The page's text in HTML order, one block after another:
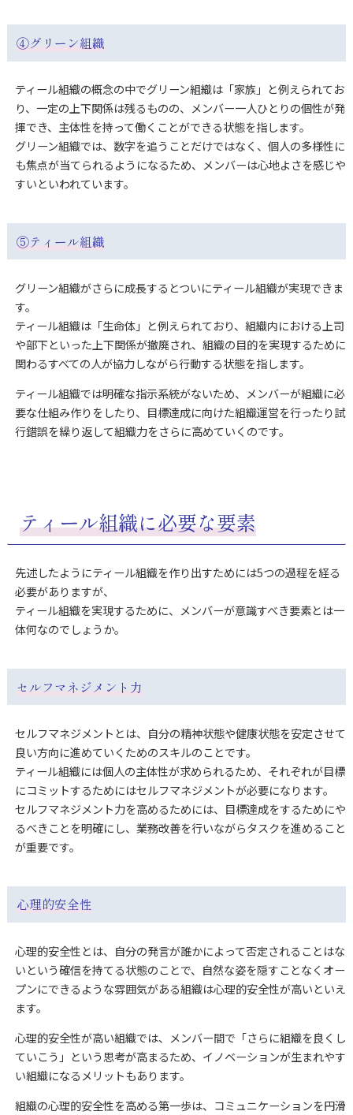
④グリーン組織
ティール組織の概念の中でグリーン組織は「家族」と例えられてお
り、一定の上下関係は残るものの、メンバー一人ひとりの個性が発
揮でき、主体性を持って働くことができる状態を指します。
グリーン組織では、数字を追うことだけではなく、個人の多様性に
も焦点が当てられるようになるため、メンバーは心地よさを感じや
すいといわれています。
⑤ティール組織
グリーン組織がさらに成長するとついにティール組織が実現できま
す。
ティール組織は「生命体」と例えられており、組織内における上司
や部下といった上下関係が撤廃され、組織の目的を実現するために
関わるすべての人が協力しながら行動する状態を指します。
ティール組織では明確な指示系統がないため、メンバーが組織に必
要な仕組み作りをしたり、目標達成に向けた組織運営を行ったり試
行錯誤を繰り返して組織力をさらに高めていくのです。
ティール組織に必要な要素
先述したようにティール組織を作り出すためには5つの過程を経る
必要がありますが、
ティール組織を実現するために、メンバーが意識すべき要素とは一
体何なのでしょうか。
セルフマネジメント力
セルフマネジメントとは、自分の精神状態や健康状態を安定させて
良い方向に進めていくためのスキルのことです。
ティール組織には個人の主体性が求められるため、それぞれが目標
にコミットするためにはセルフマネジメントが必要になります。
セルフマネジメント力を高めるためには、目標達成をするためにや
るべきことを明確にし、業務改善を行いながらタスクを進めること
が重要です。
心理的安全性
心理的安全性とは、自分の発言が誰かによって否定されることはな
いという確信を持てる状態のことで、自然な姿を隠すことなくオー
プンにできるような雰囲気がある組織は心理的安全性が高いといえ
ます。
心理的安全性が高い組織では、メンバー間で「さらに組織を良くし
ていこう」という思考が高まるため、イノベーションが生まれやす
い組織になるメリットもあります。
組織の心理的安全性を高める第一歩は、コミュニケーションを円滑